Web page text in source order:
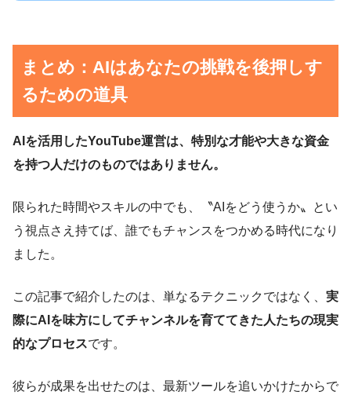
まとめ：AIはあなたの挑戦を後押しす
るための道具
AIを活用したYouTube運営は、特別な才能や大きな資金
を持つ人だけのものではありません。
限られた時間やスキルの中でも、〝AIをどう使うか〟とい
う視点さえ持てば、誰でもチャンスをつかめる時代になり
ました。
この記事で紹介したのは、単なるテクニックではなく、 実
際にAIを味方にしてチャンネルを育ててきた人たちの現実
的なプロセスです。
彼らが成果を出せたのは、最新ツールを追いかけたからで